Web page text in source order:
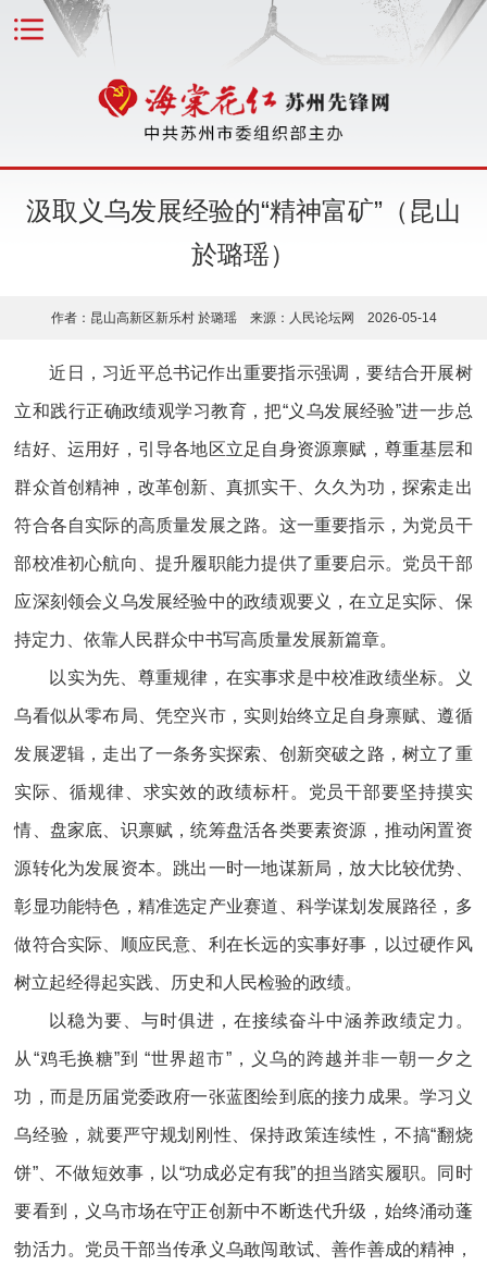
汲取义乌发展经验的“精神富矿”（昆山
於璐瑶）
作者：昆山高新区新乐村 於璐瑶 来源：人民论坛网 2026-05-14
近日，习近平总书记作出重要指示强调，要结合开展树
立和践行正确政绩观学习教育，把“义乌发展经验”进一步总
结好、运用好，引导各地区立足自身资源禀赋，尊重基层和
群众首创精神，改革创新、真抓实干、久久为功，探索走出
符合各自实际的高质量发展之路。这一重要指示，为党员干
部校准初心航向、提升履职能力提供了重要启示。党员干部
应深刻领会义乌发展经验中的政绩观要义，在立足实际、保
持定力、依靠人民群众中书写高质量发展新篇章。
以实为先、尊重规律，在实事求是中校准政绩坐标。义
乌看似从零布局、凭空兴市，实则始终立足自身禀赋、遵循
发展逻辑，走出了一条务实探索、创新突破之路，树立了重
实际、循规律、求实效的政绩标杆。党员干部要坚持摸实
情、盘家底、识禀赋，统筹盘活各类要素资源，推动闲置资
源转化为发展资本。跳出一时一地谋新局，放大比较优势、
彰显功能特色，精准选定产业赛道、科学谋划发展路径，多
做符合实际、顺应民意、利在长远的实事好事，以过硬作风
树立起经得起实践、历史和人民检验的政绩。
以稳为要、与时俱进，在接续奋斗中涵养政绩定力。
从“鸡毛换糖”到 “世界超市”，义乌的跨越并非一朝一夕之
功，而是历届党委政府一张蓝图绘到底的接力成果。学习义
乌经验，就要严守规划刚性、保持政策连续性，不搞“翻烧
饼”、不做短效事，以“功成必定有我”的担当踏实履职。同时
要看到，义乌市场在守正创新中不断迭代升级，始终涌动蓬
勃活力。党员干部当传承义乌敢闯敢试、善作善成的精神，